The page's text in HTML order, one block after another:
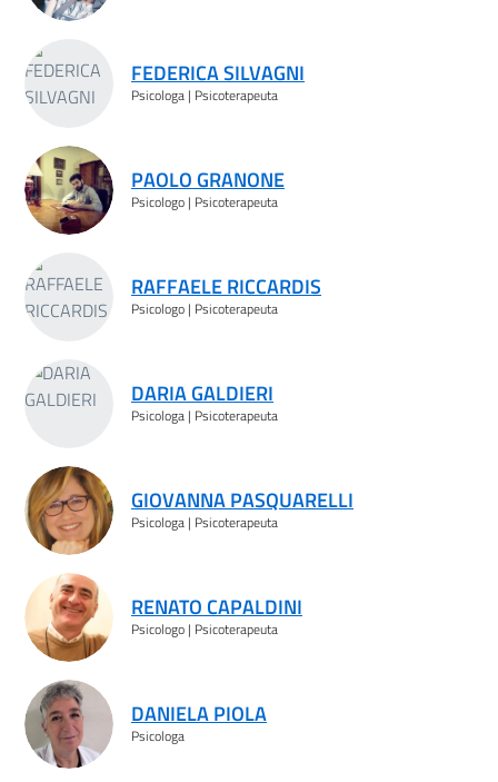
FEDERICA SILVAGNI
Psicologa | Psicoterapeuta
PAOLO GRANONE
Psicologo | Psicoterapeuta
RAFFAELE RICCARDIS
Psicologo | Psicoterapeuta
DARIA GALDIERI
Psicologa | Psicoterapeuta
GIOVANNA PASQUARELLI
Psicologa | Psicoterapeuta
RENATO CAPALDINI
Psicologo | Psicoterapeuta
DANIELA PIOLA
Psicologa